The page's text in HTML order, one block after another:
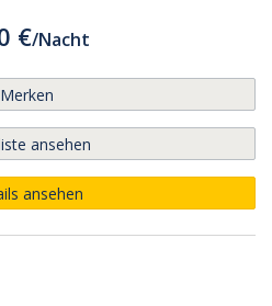
€/Nacht
Merken
ansehen
ansehen